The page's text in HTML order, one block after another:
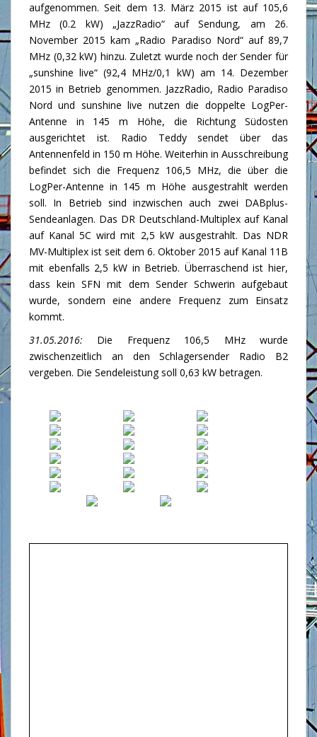
aufgenommen. Seit dem 13. März 2015 ist auf 105,6
MHz (0.2 kW) „JazzRadio“ auf Sendung, am 26.
November 2015 kam „Radio Paradiso Nord“ auf 89,7
MHz (0,32 kW) hinzu. Zuletzt wurde noch der Sender für
„sunshine live“ (92,4 MHz/0,1 kW) am 14. Dezember
2015 in Betrieb genommen. JazzRadio, Radio Paradiso
Nord und sunshine live nutzen die doppelte LogPer-
Antenne in 145 m Höhe, die Richtung Südosten
ausgerichtet ist. Radio Teddy sendet über das
Antennenfeld in 150 m Höhe. Weiterhin in Ausschreibung
befindet sich die Frequenz 106,5 MHz, die über die
LogPer-Antenne in 145 m Höhe ausgestrahlt werden
soll. In Betrieb sind inzwischen auch zwei DABplus-
Sendeanlagen. Das DR Deutschland-Multiplex auf Kanal
auf Kanal 5C wird mit 2,5 kW ausgestrahlt. Das NDR
MV-Multiplex ist seit dem 6. Oktober 2015 auf Kanal 11B
mit ebenfalls 2,5 kW in Betrieb. Überraschend ist hier,
dass kein SFN mit dem Sender Schwerin aufgebaut
wurde, sondern eine andere Frequenz zum Einsatz
kommt.
31.05.2016: Die Frequenz 106,5 MHz wurde
zwischenzeitlich an den Schlagersender Radio B2
vergeben. Die Sendeleistung soll 0,63 kW betragen.